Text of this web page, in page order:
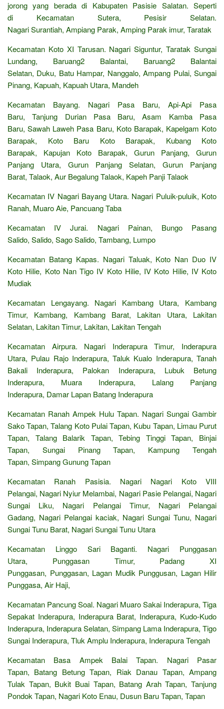
jorong yang berada di Kabupaten Pasisie Salatan. Seperti
di Kecamatan Sutera, Pesisir Selatan.
Nagari Surantiah, Ampiang Parak, Amping Parak imur, Taratak
Kecamatan Koto XI Tarusan. Nagari Siguntur, Taratak Sungai
Lundang, Baruang2 Balantai, Baruang2 Balantai
Selatan, Duku, Batu Hampar, Nanggalo, Ampang Pulai, Sungai
Pinang, Kapuah, Kapuah Utara, Mandeh
Kecamatan Bayang. Nagari Pasa Baru, Api-Api Pasa
Baru, Tanjung Durian Pasa Baru, Asam Kamba Pasa
Baru, Sawah Laweh Pasa Baru, Koto Barapak, Kapelgam Koto
Barapak, Koto Baru Koto Barapak, Kubang Koto
Barapak, Kapujan Koto Barapak, Gurun Panjang, Gurun
Panjang Utara, Gurun Panjang Selatan, Gurun Panjang
Barat, Talaok, Aur Begalung Talaok, Kapeh Panji Talaok
Kecamatan IV Nagari Bayang Utara. Nagari Puluik-puluik, Koto
Ranah, Muaro Aie, Pancuang Taba
Kecamatan IV Jurai. Nagari Painan, Bungo Pasang
Salido, Salido, Sago Salido, Tambang, Lumpo
Kecamatan Batang Kapas. Nagari Taluak, Koto Nan Duo IV
Koto Hilie, Koto Nan Tigo IV Koto Hilie, IV Koto Hilie, IV Koto
Mudiak
Kecamatan Lengayang. Nagari Kambang Utara, Kambang
Timur, Kambang, Kambang Barat, Lakitan Utara, Lakitan
Selatan, Lakitan Timur, Lakitan, Lakitan Tengah
Kecamatan Airpura. Nagari Inderapura Timur, Inderapura
Utara, Pulau Rajo Inderapura, Taluk Kualo Inderapura, Tanah
Bakali Inderapura, Palokan Inderapura, Lubuk Betung
Inderapura, Muara Inderapura, Lalang Panjang
Inderapura, Damar Lapan Batang Inderapura
Kecamatan Ranah Ampek Hulu Tapan. Nagari Sungai Gambir
Sako Tapan, Talang Koto Pulai Tapan, Kubu Tapan, Limau Purut
Tapan, Talang Balarik Tapan, Tebing Tinggi Tapan, Binjai
Tapan, Sungai Pinang Tapan, Kampung Tengah
Tapan, Simpang Gunung Tapan
Kecamatan Ranah Pasisia. Nagari Nagari Koto VIII
Pelangai, Nagari Nyiur Melambai, Nagari Pasie Pelangai, Nagari
Sungai Liku, Nagari Pelangai Timur, Nagari Pelangai
Gadang, Nagari Pelangai kaciak, Nagari Sungai Tunu, Nagari
Sungai Tunu Barat, Nagari Sungai Tunu Utara
Kecamatan Linggo Sari Baganti. Nagari Punggasan
Utara, Punggasan Timur, Padang XI
Punggasan, Punggasan, Lagan Mudik Punggusan, Lagan Hilir
Punggasa, Air Haji,
Kecamatan Pancung Soal. Nagari Muaro Sakai Inderapura, Tiga
Sepakat Inderapura, Inderapura Barat, Inderapura, Kudo-Kudo
Inderapura, Inderapura Selatan, Simpang Lama Inderapura, Tigo
Sungai Inderapura, Tluk Amplu Inderapura, Inderapura Tengah
Kecamatan Basa Ampek Balai Tapan. Nagari Pasar
Tapan, Batang Betung Tapan, Riak Danau Tapan, Ampang
Tulak Tapan, Bukit Buai Tapan, Batang Arah Tapan, Tanjung
Pondok Tapan, Nagari Koto Enau, Dusun Baru Tapan, Tapan